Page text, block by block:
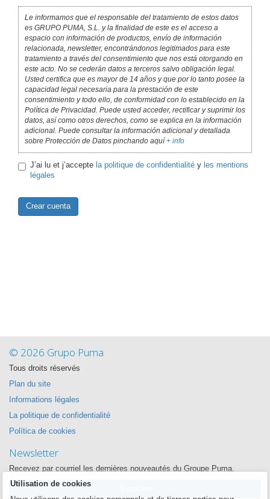
Le informamos que el responsable del tratamiento de estos datos
es GRUPO PUMA, S.L. y la finalidad de este es el acceso a
espacio con información de productos, envío de información
relacionada, newsletter, encontrándonos legitimados para este
tratamiento a través del consentimiento que nos está otorgando en
este acto. No se cederán datos a terceros salvo obligación legal.
Usted certifica que es mayor de 14 años y que por lo tanto posee la
capacidad legal necesaria para la prestación de este
consentimiento y todo ello, de conformidad con lo establecido en la
Política de Privacidad. Puede usted acceder, rectificar y suprimir los
datos, así como otros derechos, como se explica en la información
adicional. Puede consultar la información adicional y detallada
sobre Protección de Datos pinchando aquí + info
J’ai lu et j’accepte la politique de confidentialité y les mentions
légales
Crear cuenta
© 2026 Grupo Puma
Tous droits réservés
Plan du site
Informations légales
La politique de confidentialité
Política de cookies
Newsletter
Recevez par courriel les dernières nouveautés du Groupe Puma.
Utilisation de cookies